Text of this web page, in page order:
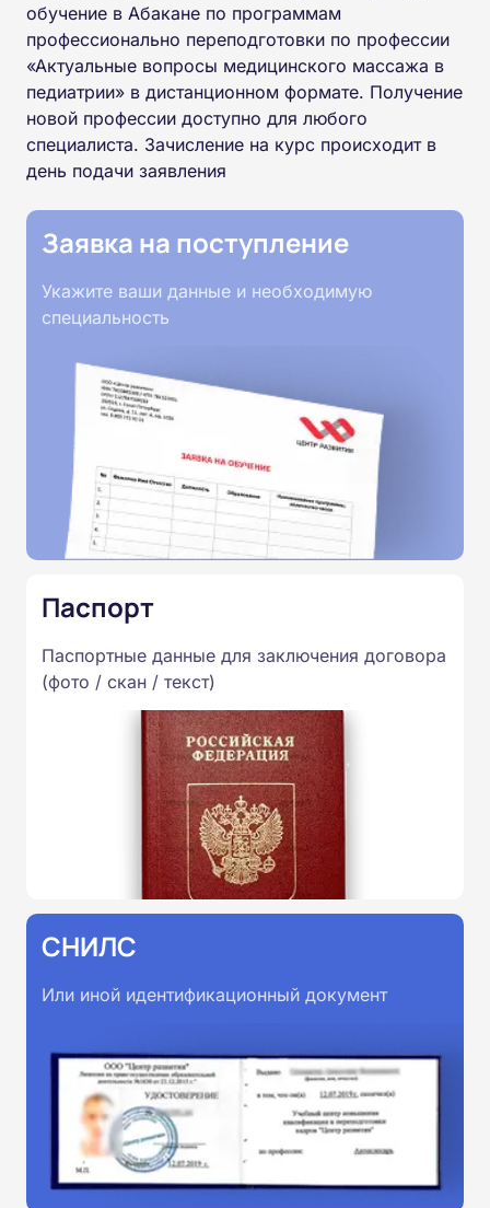
обучение в Абакане по программам
профессионально переподготовки по профессии
«Актуальные вопросы медицинского массажа в
педиатрии» в дистанционном формате. Получение
новой профессии доступно для любого
специалиста. Зачисление на курс происходит в
день подачи заявления
Заявка на поступление
Укажите ваши данные и необходимую
специальность
Паспорт
Паспортные данные для заключения договора
(фото / скан / текст)
СНИЛС
Или иной идентификационный документ